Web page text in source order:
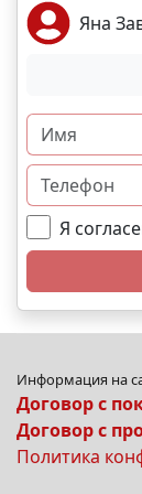
Яна
Я
Информация на
Договор с
Договор с
Политика